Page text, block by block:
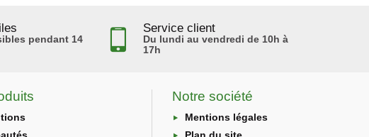
pendant 14
Service client
Du lundi au vendredi de 10h à
17h
Notre société
Mentions légales